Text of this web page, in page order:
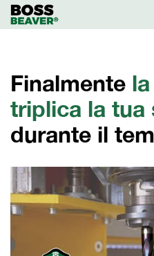
Finalmente
triplica la tua
durante il